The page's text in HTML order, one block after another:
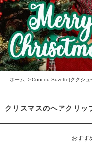
ホーム > Coucou Suzette(ククシュ
クリスマスのヘアクリッ
おすす